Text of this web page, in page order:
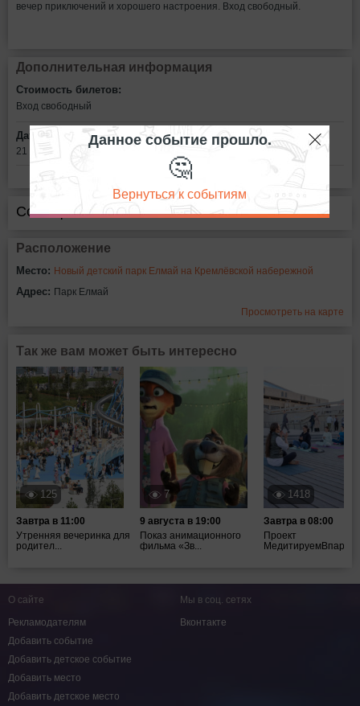
вечер приключений и хорошего настроения. Вход свободный.
Дополнительная информация
Стоимость билетов:
Вход свободный
Дата:
21 июня в 19:00
Сообщить об ошибке
Расположение
Место: Новый детский парк Елмай на Кремлёвской набережной
Адрес: Парк Елмай
Просмотреть на карте
Так же вам может быть интересно
125
Завтра в 11:00
Утренняя вечеринка для
родител...
7
9 августа в 19:00
Показ анимационного
фильма «Зв...
1418
Завтра в 08:00
Проект
МедитируемВпарках
Данное событие прошло.
🤔
Вернуться к событиям
О сайте
Рекламодателям
Добавить событие
Добавить детское событие
Добавить место
Добавить детское место
Мы в соц. сетях
Вконтакте